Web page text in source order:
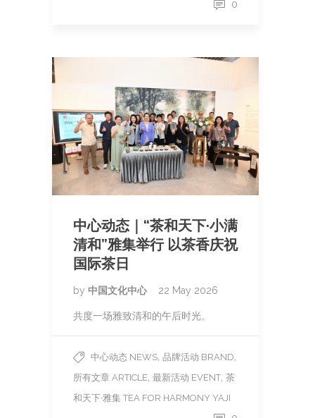
0
中心动态｜“茶和天下·小满
清和”雅集举行 以茶香庆祝
国际茶日
by 中国文化中心 22 May 2026
共度一场雅致清和的午后时光。
中心动态 NEWS, 品牌活动 BRAND,
所有文章 ARTICLE, 最新活动 EVENT, 茶
和天下·雅集 TEA FOR HARMONY YAJI